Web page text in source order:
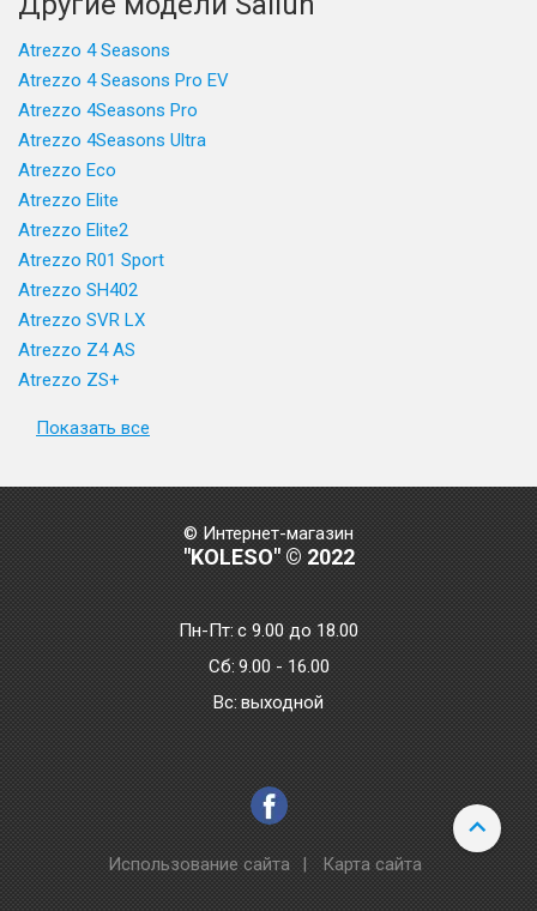
Atrezzo 4 Seasons
Atrezzo 4 Seasons Pro EV
Atrezzo 4Seasons Pro
Atrezzo 4Seasons Ultra
Atrezzo Eco
Atrezzo Elite
Atrezzo Elite2
Atrezzo R01 Sport
Atrezzo SH402
Atrezzo SVR LX
Atrezzo Z4 AS
Atrezzo ZS+
Показать все
© Интернет-магазин
"KOLESO" © 2022
Пн-Пт:с 9.00 до 18.00
Сб: 9.00 - 16.00
Bc: выходной
Использование сайта | Карта сайта